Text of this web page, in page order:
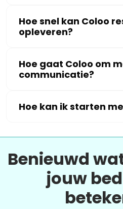
Hoe snel kan Coloo
opleveren?
Hoe gaat Coloo om
communicatie?
Hoe kan ik starten
Benieuwd
jouw